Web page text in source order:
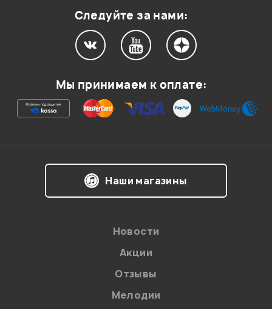
Ваша оценка:
Следуйте за нами:
Мы принимаем к оплате:
Наши магазины
Новости
Акции
Отзывы
Мелодии